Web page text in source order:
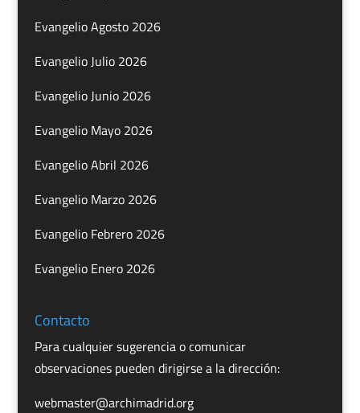
Evangelio Agosto 2026
Evangelio Julio 2026
Evangelio Junio 2026
Evangelio Mayo 2026
Evangelio Abril 2026
Evangelio Marzo 2026
Evangelio Febrero 2026
Evangelio Enero 2026
Contacto
Para cualquier sugerencia o comunicar
observaciones pueden dirigirse a la dirección:
webmaster@archimadrid.org